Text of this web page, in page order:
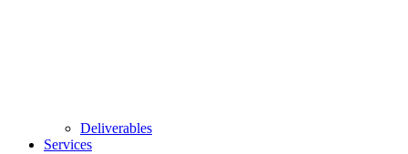
Deliverables
Services